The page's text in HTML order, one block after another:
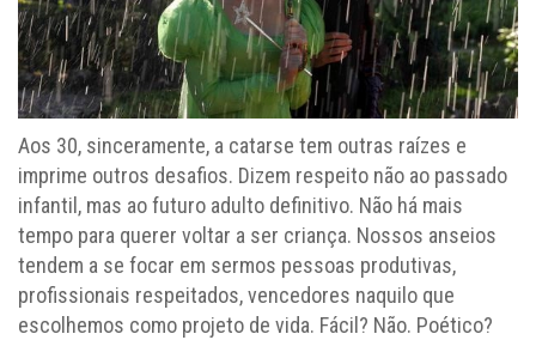
Aos 30, sinceramente, a catarse tem outras raízes e
imprime outros desafios. Dizem respeito não ao passado
infantil, mas ao futuro adulto definitivo. Não há mais
tempo para querer voltar a ser criança. Nossos anseios
tendem a se focar em sermos pessoas produtivas,
profissionais respeitados, vencedores naquilo que
escolhemos como projeto de vida. Fácil? Não. Poético?